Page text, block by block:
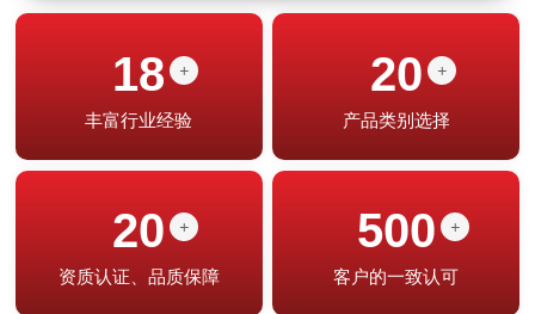
18 +
丰富行业经验
20 +
产品类别选择
20 +
资质认证、品质保障
500 +
客户的一致认可